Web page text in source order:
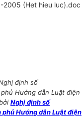
2005 (Het hieu luc).doc
định số
Hướng dẫn Luật điện
Nghị định số
Hướng dẫn Luật điện